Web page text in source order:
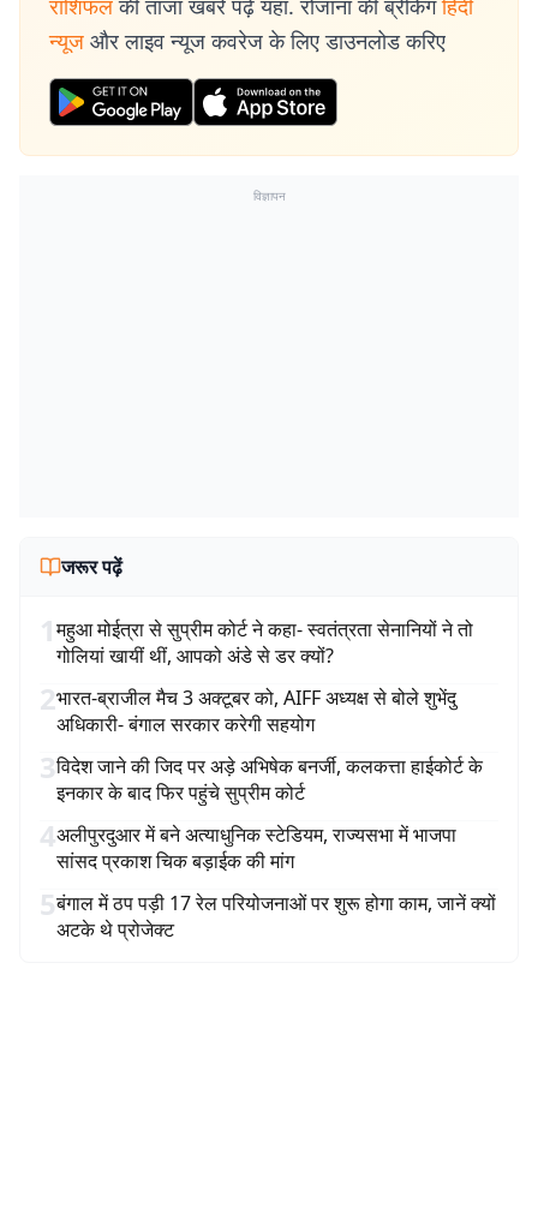
राशिफल की ताजा खबरें पढ़ें यहां. रोजाना की ब्रेकिंग हिंदी
न्यूज और लाइव न्यूज कवरेज के लिए डाउनलोड करिए
विज्ञापन
जरूर पढ़ें
1महुआ मोईत्रा से सुप्रीम कोर्ट ने कहा- स्वतंत्रता सेनानियों ने तो
गोलियां खायीं थीं, आपको अंडे से डर क्यों?
2भारत-ब्राजील मैच 3 अक्टूबर को, AIFF अध्यक्ष से बोले शुभेंदु
अधिकारी- बंगाल सरकार करेगी सहयोग
3विदेश जाने की जिद पर अड़े अभिषेक बनर्जी, कलकत्ता हाईकोर्ट के
इनकार के बाद फिर पहुंचे सुप्रीम कोर्ट
4अलीपुरदुआर में बने अत्याधुनिक स्टेडियम, राज्यसभा में भाजपा
सांसद प्रकाश चिक बड़ाईक की मांग
5बंगाल में ठप पड़ी 17 रेल परियोजनाओं पर शुरू होगा काम, जानें क्यों
अटके थे प्रोजेक्ट